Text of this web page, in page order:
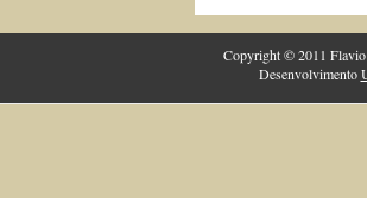
Copyright © 2011 Flavio
Desenvolvimento